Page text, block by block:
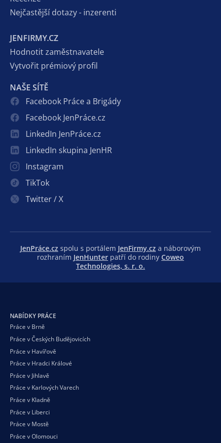
Nejčastější dotazy - inzerenti
JENFIRMY.CZ
Hodnotit zaměstnavatele
Vytvořit prémiový profil
NAŠE SÍTĚ
Facebook Práce a Brigády
Facebook JenPráce.cz
LinkedIn JenPráce.cz
LinkedIn skupina JenHR
Instagram
TikTok
Twitter / X
JenPráce.cz spolu s portálem JenFirmy.cz a náborovým
rozhraním JenHunter patří do rodiny Coweo
Technologies, s. r. o.
NABÍDKY PRÁCE
Práce v Brně
Práce v Českých Budějovicích
Práce v Havířově
Práce v Hradci Králové
Práce v Jihlavě
Práce v Karlových Varech
Práce v Kladně
Práce v Liberci
Práce v Mostě
Práce v Olomouci